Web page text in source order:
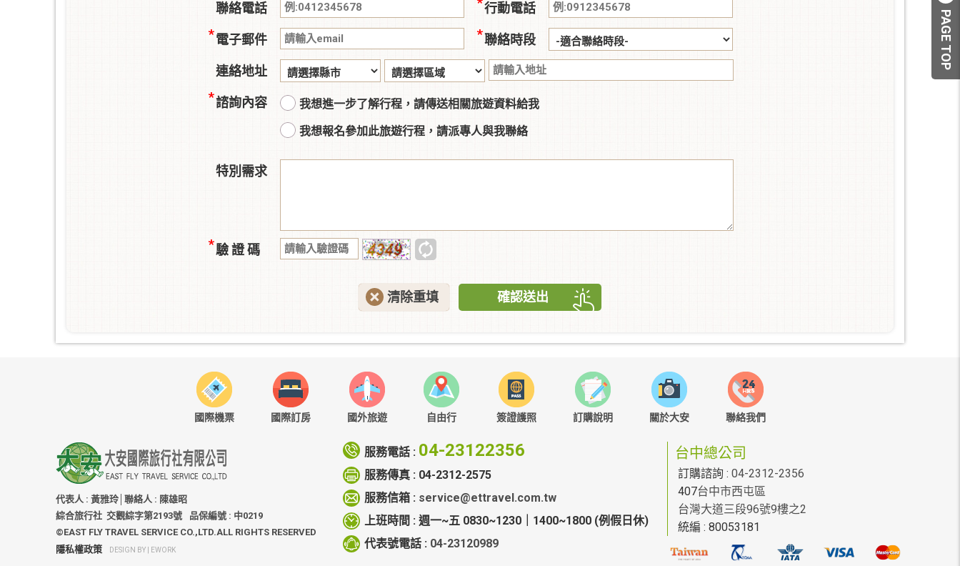
聯絡電話 行動電話
電子郵件 聯絡時段
連絡地址
諮詢內容
我想進一步了解行程，請傳送相關旅遊資料給我
我想報名參加此旅遊行程，請派專人與我聯絡
特別需求
驗 證 碼
清除重填 確認送出
國際機票 國際訂房 國外旅遊 自由行 簽證護照 訂購說明 關於大安 聯絡我們
代表人 : 黃雅玲│聯絡人 : 陳雄昭
綜合旅行社 交觀綜字第2193號
品保編號 : 中0219
©EAST FLY TRAVEL SERVICE CO.,LTD.ALL RIGHTS RESERVED
隱私權政策
DESIGN BY | EWORK
服務電話 : 04-23122356
服務傳真 : 04-2312-2575
服務信箱 : service@ettravel.com.tw
上班時間 : 週一~五 0830~1230｜1400~1800 (例假日休)
代表號電話 : 04-23120989
台中總公司
訂購諮詢 : 04-2312-2356
407台中市西屯區
台灣大道三段96號9樓之2
統編 : 80053181
PAGE TOP